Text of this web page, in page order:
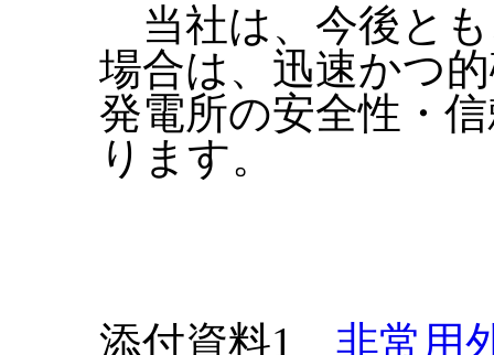
当社は、今後と
場合は、迅速かつ
発電所の安全性・
ります。
添付資料1 非常用